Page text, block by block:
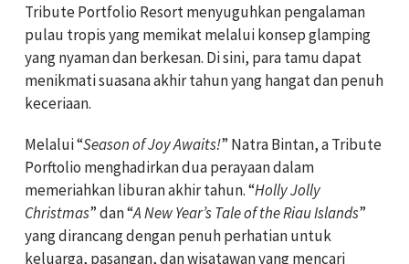
Tribute Portfolio Resort menyuguhkan pengalaman
pulau tropis yang memikat melalui konsep glamping
yang nyaman dan berkesan. Di sini, para tamu dapat
menikmati suasana akhir tahun yang hangat dan penuh
keceriaan.
Melalui “Season of Joy Awaits!” Natra Bintan, a Tribute
Porftolio menghadirkan dua perayaan dalam
memeriahkan liburan akhir tahun. “Holly Jolly
Christmas” dan “A New Year’s Tale of the Riau Islands”
yang dirancang dengan penuh perhatian untuk
keluarga, pasangan, dan wisatawan yang mencari